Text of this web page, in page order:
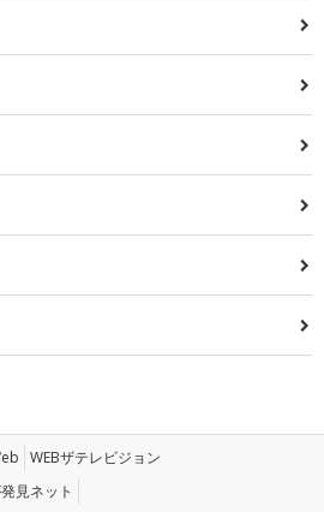
WEBザテレビジョン
見ネット